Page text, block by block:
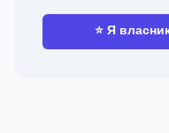
⭐ Я